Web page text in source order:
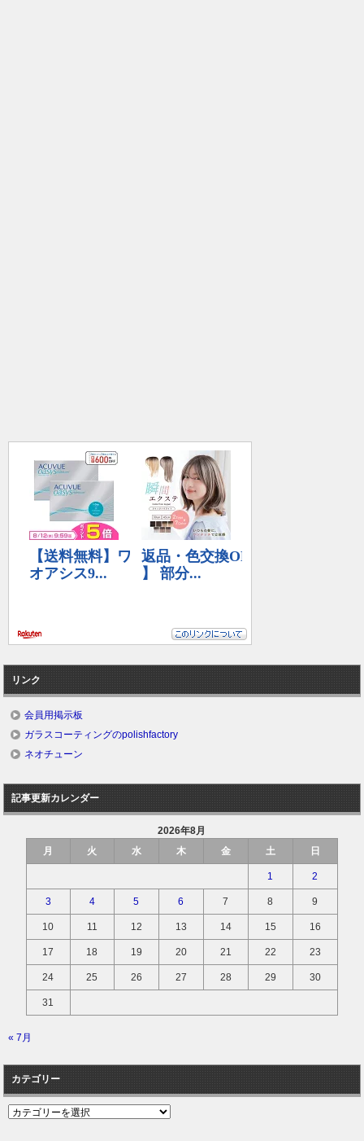
リンク
会員用掲示板
ガラスコーティングのpolishfactory
ネオチューン
記事更新カレンダー
2026年8月
月
火 水 木 金 土 日
1 2
3 4 5 6 7 8 9
10 11 12 13 14 15 16
17 18 19 20 21 22 23
24 25 26 27 28 29 30
31
« 7月
カテゴリー
カ